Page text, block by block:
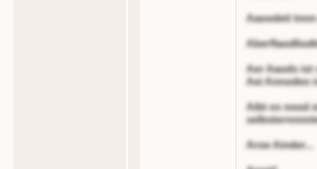
Aaoodeit
Aer Aaods ist
Aei Annodeo
Aibt es nood
Aroe Ainder...